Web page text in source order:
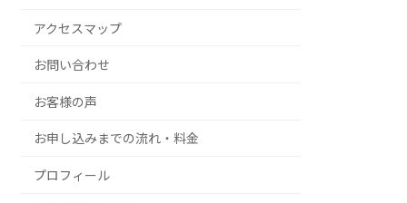
アクセスマップ
お問い合わせ
お客様の声
お申し込みまでの流れ・料金
プロフィール